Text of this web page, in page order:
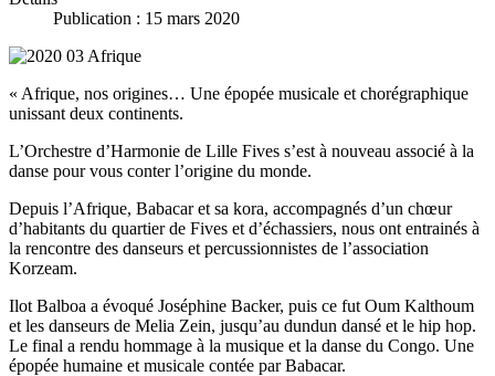
Publication : 15 mars 2020
« Afrique, nos origines… Une épopée musicale et chorégraphique
unissant deux continents.
L’Orchestre d’Harmonie de Lille Fives s’est à nouveau associé à la
danse pour vous conter l’origine du monde.
Depuis l’Afrique, Babacar et sa kora, accompagnés d’un chœur
d’habitants du quartier de Fives et d’échassiers, nous ont entrainés à
la rencontre des danseurs et percussionnistes de l’association
Korzeam.
Ilot Balboa a évoqué Joséphine Backer, puis ce fut Oum Kalthoum
et les danseurs de Melia Zein, jusqu’au dundun dansé et le hip hop.
Le final a rendu hommage à la musique et la danse du Congo. Une
épopée humaine et musicale contée par Babacar.